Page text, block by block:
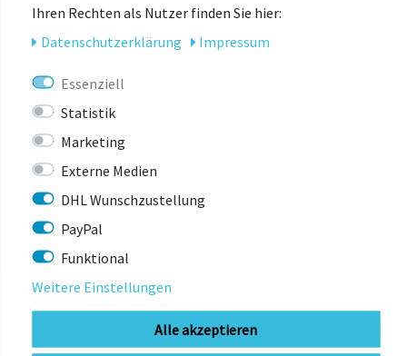
MyStyle - individueller Look
reflektierende Streifen
vertikal und horizontal verstellbar
tolles, besonderes Design
Kühlung durch Fahrtwind
Ihren Rechten als Nutzer finden Sie hier:
Daten­schutz­erklärung
Impressum
Essenziell
Statistik
Marketing
Externe Medien
DHL Wunschzustellung
PayPal
Funktional
Weitere Einstellungen
Alle akzeptieren